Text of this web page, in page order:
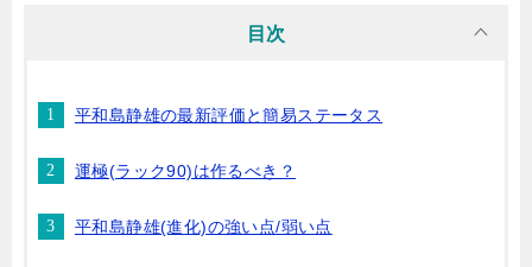
目次
平和島静雄の最新評価と簡易ステータス
運極(ラック90)は作るべき？
平和島静雄(進化)の強い点/弱い点